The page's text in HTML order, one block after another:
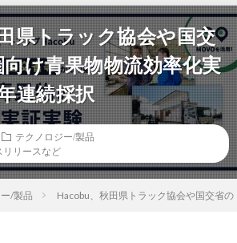
県トラック協会や国交
け青果物物流効率化実
連続採択
テクノロジー/製品
リリースなど
/製品 Hacobu、秋田県トラック協会や国交省